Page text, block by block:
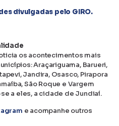
divulgadas pelo GIRO.
os acontecimentos mais
Araçariguama, Barueri,
Jandira, Osasco, Pirapora
São Roque e Vargem
a eles, a cidade de Jundiaí.
e acompanhe outros